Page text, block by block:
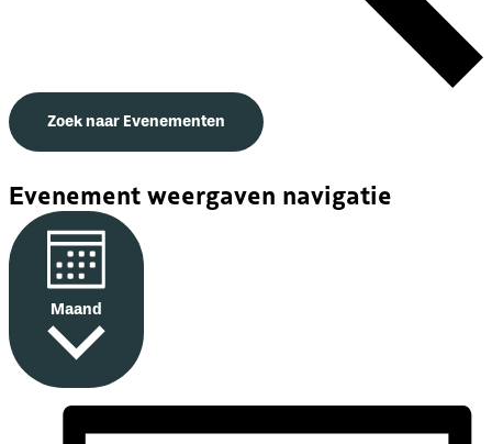
Zoek naar Evenementen
Evenement weergaven navigatie
Maand